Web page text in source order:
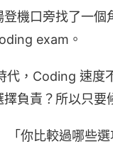
機口旁找了一
exam。
代，Coding 速度
負責？所以只要
「你比較過哪些